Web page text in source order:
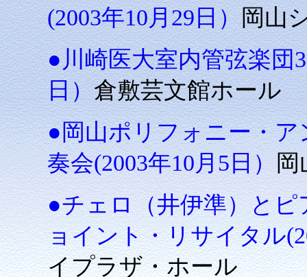
(2003年10月29日）岡山
●川崎医大室内管弦楽団
日）倉敷芸文館ホール
●岡山ポリフォニー・ア
奏会(2003年10月5日）岡
●チェロ（井伊準）と
ョイント・リサイタル
イプラザ・ホール